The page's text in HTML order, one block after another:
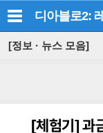
디아블로2:
[정보 · 뉴스 모음]
[체험기]과